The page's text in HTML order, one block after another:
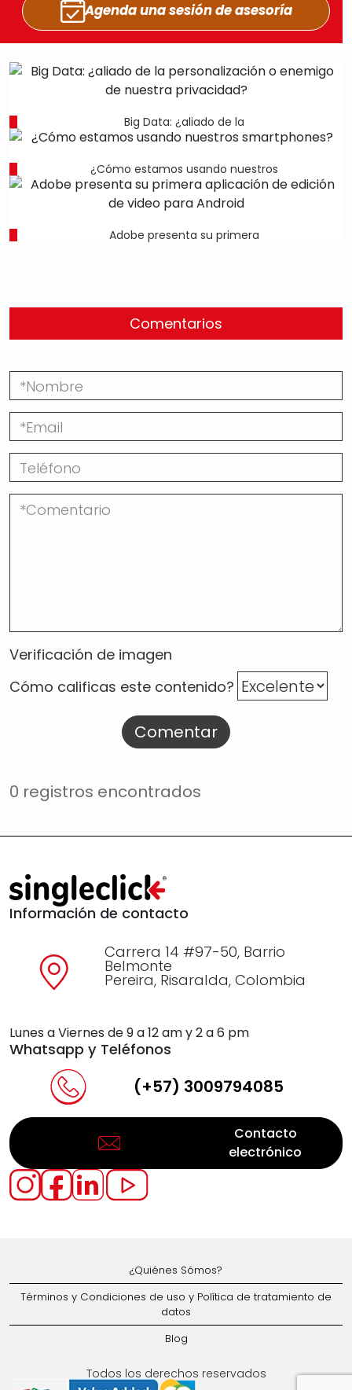
Agenda una sesiónde asesoría
Big Data: ¿aliado de la
¿Cómo estamos usando nuestros
Adobe presenta su primera
Comentarios
Verificación de imagen
Cómo calificas este contenido?
Comentar
0 registros encontrados
Información de contacto
Carrera 14 #97-50, Barrio
Belmonte
Pereira, Risaralda, Colombia
Lunes a Viernes de 9 a 12 am y 2 a 6 pm
Whatsapp y Teléfonos
(+57) 3009794085
Contacto
electrónico
¿Quiénes Sómos?
Términos y Condiciones de uso y Política de tratamiento de
datos
Blog
Todos los derechos reservados